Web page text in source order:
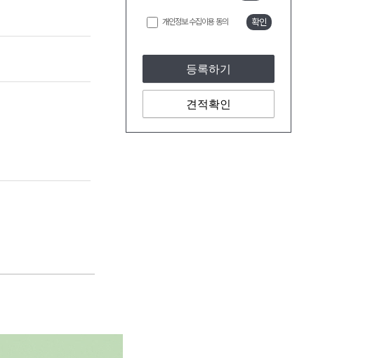
개인정보 수집이용 동의 확인
등록하기
견적확인